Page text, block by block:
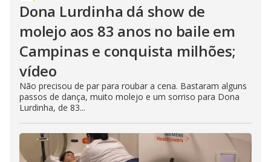
Dona Lurdinha dá show de
molejo aos 83 anos no baile em
Campinas e conquista milhões;
vídeo
Não precisou de par para roubar a cena. Bastaram alguns
passos de dança, muito molejo e um sorriso para Dona
Lurdinha, de 83...